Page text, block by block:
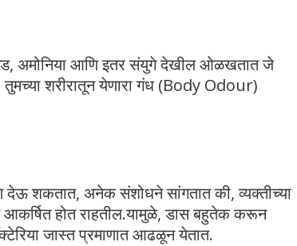
अमोनिया आणि इतर संयुगे देखील ओळखतात जे
तुमच्या शरीरातून येणारा गंध (Body Odour)
शकतात, अनेक संशोधने सांगतात की, व्यक्तीच्या
होत राहतील.यामुळे, डास बहुतेक करून
जास्त प्रमाणात आढळून येतात.